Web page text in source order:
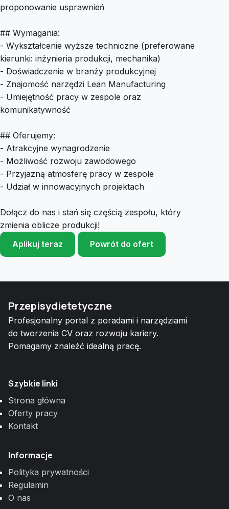
proponowanie usprawnień
## Wymagania:
- Wykształcenie wyższe techniczne (preferowane
kierunki: inżynieria produkcji, mechanika)
- Doświadczenie w branży produkcyjnej
- Znajomość narzędzi Lean Manufacturing
- Umiejętność pracy w zespole oraz
komunikatywność
## Oferujemy:
- Atrakcyjne wynagrodzenie
- Możliwość rozwoju zawodowego
- Przyjazną atmosferę pracy w zespole
- Udział w innowacyjnych projektach
Dołącz do nas i stań się częścią zespołu, który
zmienia oblicze produkcji!
Aplikuj teraz
Powrót do ofert
Przepisydietetyczne
Profesjonalny portal z poradami i narzędziami
do tworzenia CV oraz rozwoju kariery.
Pomagamy znaleźć idealną pracę.
Szybkie linki
Strona główna
Oferty pracy
Kontakt
Informacje
Polityka prywatności
Regulamin
O nas